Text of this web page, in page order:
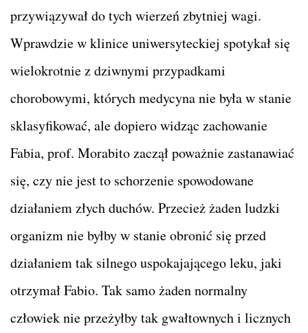
przywiązywał do tych wierzeń zbytniej wagi.
Wprawdzie w klinice uniwersyteckiej spotykał się
wielokrotnie z dziwnymi przypadkami
chorobowymi, których medycyna nie była w stanie
sklasyfikować, ale dopiero widząc zachowanie
Fabia, prof. Morabito zaczął poważnie zastanawiać
się, czy nie jest to schorzenie spowodowane
działaniem złych duchów. Przecież żaden ludzki
organizm nie byłby w stanie obronić się przed
działaniem tak silnego uspokajającego leku, jaki
otrzymał Fabio. Tak samo żaden normalny
człowiek nie przeżyłby tak gwałtownych i licznych